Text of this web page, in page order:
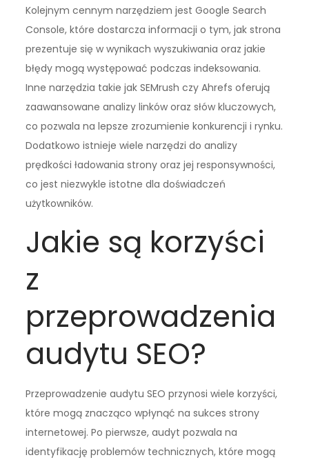
Kolejnym cennym narzędziem jest Google Search
Console, które dostarcza informacji o tym, jak strona
prezentuje się w wynikach wyszukiwania oraz jakie
błędy mogą występować podczas indeksowania.
Inne narzędzia takie jak SEMrush czy Ahrefs oferują
zaawansowane analizy linków oraz słów kluczowych,
co pozwala na lepsze zrozumienie konkurencji i rynku.
Dodatkowo istnieje wiele narzędzi do analizy
prędkości ładowania strony oraz jej responsywności,
co jest niezwykle istotne dla doświadczeń
użytkowników.
Jakie są korzyści
z
przeprowadzenia
audytu SEO?
Przeprowadzenie audytu SEO przynosi wiele korzyści,
które mogą znacząco wpłynąć na sukces strony
internetowej. Po pierwsze, audyt pozwala na
identyfikację problemów technicznych, które mogą